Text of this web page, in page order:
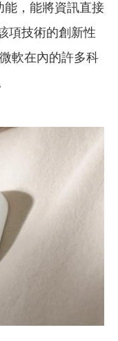
能，能將資訊直接
項技術的創新性
軟在內的許多科